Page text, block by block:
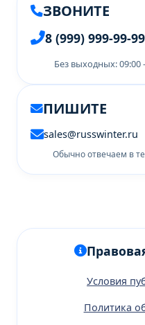
ЗВОНИТЕ
8 (999) 999-99-99
Без выходных: 09:00
ПИШИТЕ
sales@russwinter.ru
Обычно отвечаем в
Условия
Политика